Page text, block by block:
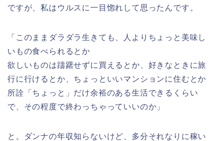
ですが、私はウルスに一目惚れして思ったんです。
「このままダラダラ生きても、人よりちょっと美味し
いもの食べられるとか
欲しいものは躊躇せずに買えるとか、好きなときに旅
行に行けるとか、ちょっといいマンションに住むとか
所詮「ちょっと」だけ余裕のある生活できるくらい
で、その程度で終わっちゃっていいのか」
と。ダンナの年収知らないけど、多分それなりに稼い